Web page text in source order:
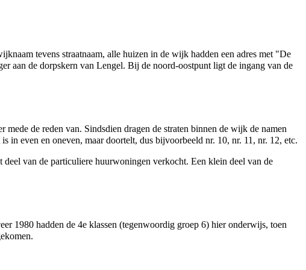
tevens straatnaam, alle huizen in de wijk hadden een adres met "De
aan de dorpskern van Lengel. Bij de noord-oostpunt ligt de ingang van de
de reden van. Sindsdien dragen de straten binnen de wijk de namen
in even en oneven, maar doortelt, dus bijvoorbeeld nr. 10, nr. 11, nr. 12, etc.
van de particuliere huurwoningen verkocht. Een klein deel van de
1980 hadden de 4e klassen (tegenwoordig groep 6) hier onderwijs, toen